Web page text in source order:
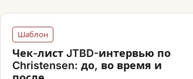
Шаблон
Чек-лист JTBD-интервью по
Christensen: до, во время и